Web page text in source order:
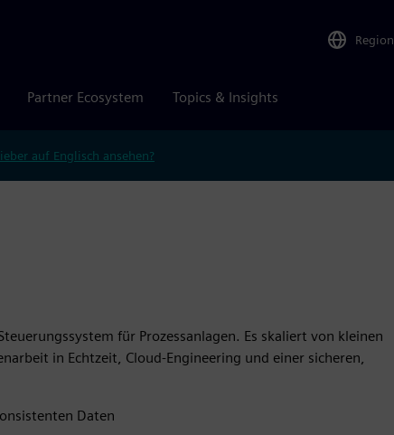
Region
Partner Ecosystem Topics & Insights
auf Englisch ansehen?
für Prozessanlagen. Es skaliert von kleinen
in Echtzeit, Cloud-Engineering und einer sicheren,
Daten